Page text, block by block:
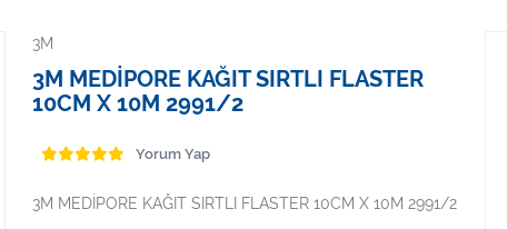
3M
3M MEDİPORE KAĞIT SIRTLI FLASTER
10CM X 10M 2991/2
Yorum Yap
3M MEDİPORE KAĞIT SIRTLI FLASTER 10CM X 10M 2991/2